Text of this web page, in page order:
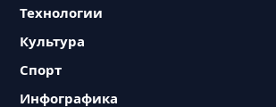
Технологии
Культура
Спорт
Инфографика